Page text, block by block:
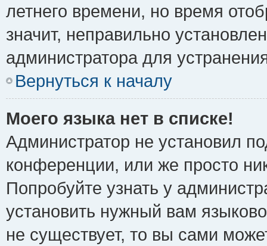
летнего времени, но время
значит, неправильно
администратора для
Вернуться к началу
Моего языка нет в списке!
Администратор не установил
конференции, или же просто
Попробуйте узнать у
установить нужный вам
не существует, то вы сами